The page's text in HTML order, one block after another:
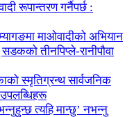
रूपान्तरण गर्नैपर्छ :
माओवादीको अभियान
तीनपिप्ले-रानीपौवा
स्मृतिग्रन्थ सार्वजनिक
त्यहि मान्छु’ नभन्नु